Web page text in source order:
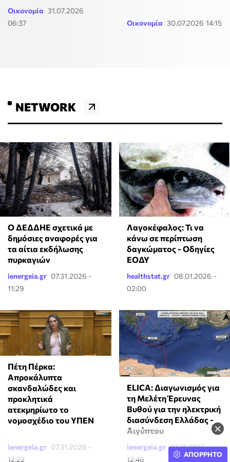
×
Οικονομία 31.07.2026
06:37
Οικονομία 30.07.2026 14:15
NETWORK
Ο ΔΕΔΔΗΕ σχετικά με
δημόσιες αναφορές για
τα αίτια εκδήλωσης
πυρκαγιών
ienergeia.gr 07.31.2026 -
11:29
Λαγοκέφαλος: Τι να
κάνω σε περίπτωση
δαγκώματος - Οδηγίες
ΕΟΔΥ
healthstat.gr 08.01.2026 -
02:00
Πέτη Πέρκα:
Απροκάλυπτα
σκανδαλώδες και
προκλητικά
ατεκμηρίωτο το
νομοσχέδιο του ΥΠΕΝ
ienergeia.gr 07.31.2026 -
12:22
ELICA: Διαγωνισμός για
τη Μελέτη Έρευνας
Βυθού για την ηλεκτρική
διασύνδεση Ελλάδας -
Αιγύπτου
ienergeia.gr 07.31.2026 -
12:46
ΑΠΟΡΡΗΤΟ